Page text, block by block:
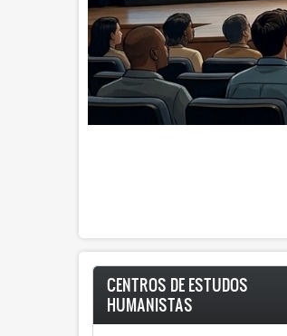
CENTROS DE ESTUDOS
HUMANISTAS